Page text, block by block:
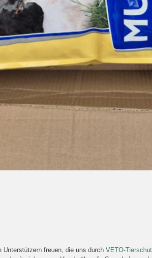
Unterstützern freuen, die uns durch VETO-